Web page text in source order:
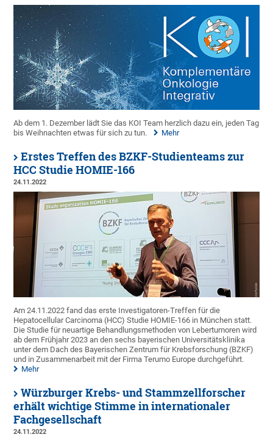
Ab dem 1. Dezember lädt Sie das KOI Team herzlich dazu ein, jeden Tag
bis Weihnachten etwas für sich zu tun.
Mehr
Erstes Treffen des BZKF-Studienteams zur
HCC Studie HOMIE-166
24.11.2022
Am 24.11.2022 fand das erste Investigatoren-Treffen für die
Hepatocellular Carcinoma (HCC) Studie HOMIE-166 in München statt.
Die Studie für neuartige Behandlungsmethoden von Lebertumoren wird
ab dem Frühjahr 2023 an den sechs bayerischen Universitätsklinika
unter dem Dach des Bayerischen Zentrum für Krebsforschung (BZKF)
und in Zusammenarbeit mit der Firma Terumo Europe durchgeführt.
Mehr
Würzburger Krebs- und Stammzellforscher
erhält wichtige Stimme in internationaler
Fachgesellschaft
24.11.2022